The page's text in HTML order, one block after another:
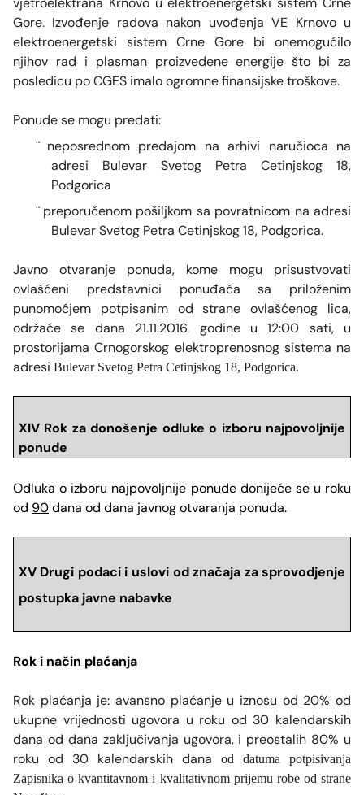
Gore. Izvođenje radova nakon uvođenja VE Krnovo u
elektroenergetski sistem Crne Gore bi onemogućilo
njihov rad i plasman proizvedene energije što bi za
posledicu po CGES imalo ogromne finansijske troškove.
Ponude se mogu predati:
¨ neposrednom predajom na arhivi naručioca na
adresi Bulevar Svetog Petra Cetinjskog 18,
Podgorica
¨ preporučenom pošiljkom sa povratnicom na adresi
Bulevar Svetog Petra Cetinjskog 18, Podgorica.
Javno otvaranje ponuda, kome mogu prisustvovati
ovlašćeni predstavnici ponuđača sa priloženim
punomoćjem potpisanim od strane ovlašćenog lica,
održaće se dana 21.11.2016. godine u 12:00 sati, u
prostorijama Crnogorskog elektroprenosnog sistema na
adresi Bulevar Svetog Petra Cetinjskog 18, Podgorica.
XIV Rok za donošenje odluke o izboru najpovoljnije
ponude
Odluka o izboru najpovoljnije ponude donijeće se u roku
od 90dana od dana javnog otvaranja ponuda.
XV Drugi podaci i uslovi od značaja za sprovodjenje
postupka javne nabavke
Rok i način plaćanja
Rok plaćanja je: avansno plaćanje u iznosu od 20% od
ukupne vrijednosti ugovora u roku od 30 kalendarskih
dana od dana zaključivanja ugovora, i preostalih 80% u
roku od 30 kalendarskih dana
od datuma potpisivanja
Zapisnika o kvantitavnom i kvalitativnom prijemu robeod strane